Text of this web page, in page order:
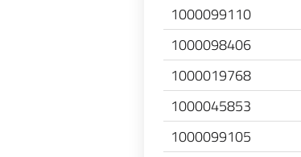
1000099110
1000098406
1000019768
1000045853
1000099105